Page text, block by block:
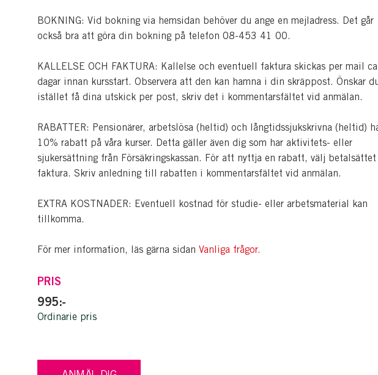
BOKNING: Vid bokning via hemsidan behöver du ange en mejladress. Det går
också bra att göra din bokning på telefon 08-453 41 00.
KALLELSE OCH FAKTURA: Kallelse och eventuell faktura skickas per mail
dagar innan kursstart. Observera att den kan hamna i din skräppost. Önskar
istället få dina utskick per post, skriv det i kommentarsfältet vid anmälan.
RABATTER: Pensionärer, arbetslösa (heltid) och långtidssjukskrivna (heltid)
10% rabatt på våra kurser. Detta gäller även dig som har aktivitets- eller
sjukersättning från Försäkringskassan. För att nyttja en rabatt, välj betalsättet
faktura. Skriv anledning till rabatten i kommentarsfältet vid anmälan.
EXTRA KOSTNADER: Eventuell kostnad för studie- eller arbetsmaterial kan
tillkomma.
För mer information, läs gärna sidan Vanliga frågor.
PRIS
995:-
Ordinarie pris